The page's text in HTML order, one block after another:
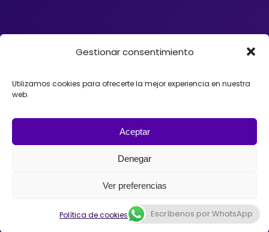
Gestionar consentimiento
Utilizamos cookies para ofrecerte la mejor experiencia en nuestra
web.
Aceptar
Denegar
Ver preferencias
Política de cookiesPolítica de privacidad
Si tu empresa o entidad quiere ofrecer a sus
fundraising, podemos ayudarte. Trabajamos con
organizaciones que desean incorporar el
proyectos, diseñando estrategias y
acompañando el lanzamiento de campañas con
éxito en España, México o Argentina.
© 2026 - Universo Crowdfunding Escríbenos por WhatsApp